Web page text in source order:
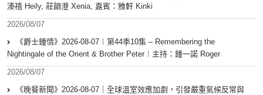
溱禧 Heily, 莊韻澄 Xenia, 嘉賓：雅軒 Kinki
2026/08/07
《爵士鍾情》2026-08-07︱第44季10集 – Remembering the
Nightingale of the Orient & Brother Peter︱主持：鍾一諾 Roger
2026/08/07
《晚餐新聞》2026-08-07｜全球溫室效應加劇，引發嚴重氣候反常與